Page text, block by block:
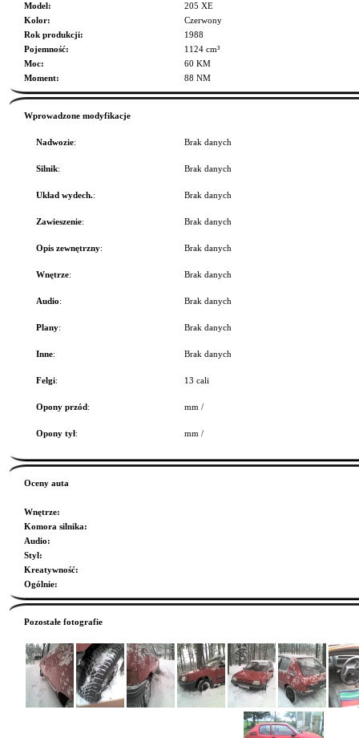
Model:
205 XE
Kolor:
Czerwony
Rok produkcji:
1988
Pojemność:
1124 cm³
Moc:
60 KM
Moment:
88 NM
Wprowadzone modyfikacje
Nadwozie: Brak danych
Silnik: Brak danych
Układ wydech.: Brak danych
Zawieszenie: Brak danych
Opis zewnętrzny: Brak danych
Wnętrze: Brak danych
Audio: Brak danych
Plany: Brak danych
Inne: Brak danych
Felgi: 13 cali
Opony przód: mm /
Opony tył: mm /
Oceny auta
Wnętrze:
Komora silnika:
Audio:
Styl:
Kreatywność:
Ogólnie:
Pozostałe fotografie